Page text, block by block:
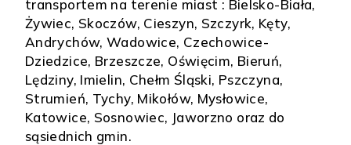
transportem na terenie miast : Bielsko-Biała,
Żywiec, Skoczów, Cieszyn, Szczyrk, Kęty,
Andrychów, Wadowice, Czechowice-
Dziedzice, Brzeszcze, Oświęcim, Bieruń,
Lędziny, Imielin, Chełm Śląski, Pszczyna,
Strumień, Tychy, Mikołów, Mysłowice,
Katowice, Sosnowiec, Jaworzno oraz do
sąsiednich gmin.